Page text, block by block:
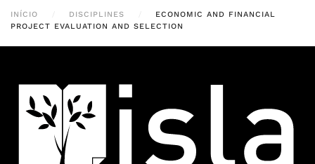
INÍCIO DISCIPLINES
ECONOMIC AND FINANCIAL
PROJECT EVALUATION AND SELECTION